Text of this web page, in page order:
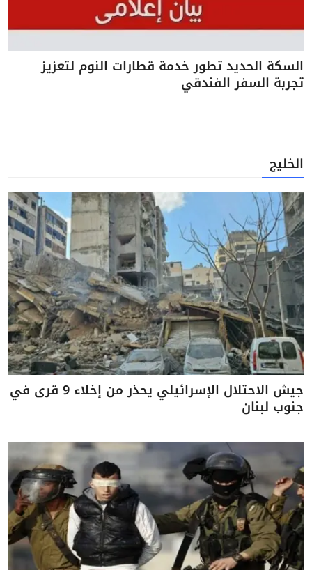
السكة الحديد تطور خدمة قطارات النوم لتعزيز
تجربة السفر الفندقي
الخليج
جيش الاحتلال الإسرائيلي يحذر من إخلاء 9 قرى في
جنوب لبنان